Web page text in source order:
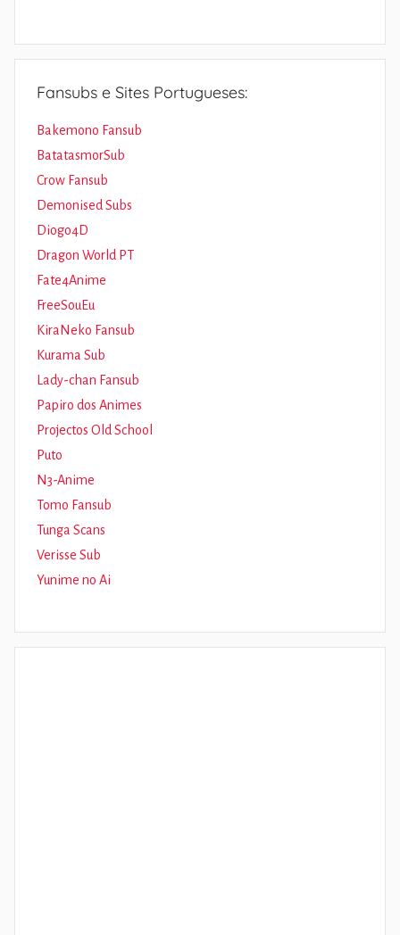
Fansubs e Sites Portugueses:
Bakemono Fansub
BatatasmorSub
Crow Fansub
Demonised Subs
Diogo4D
Dragon World PT
Fate4Anime
FreeSouEu
KiraNeko Fansub
Kurama Sub
Lady-chan Fansub
Papiro dos Animes
Projectos Old School
Puto
N3-Anime
Tomo Fansub
Tunga Scans
Verisse Sub
Yunime no Ai